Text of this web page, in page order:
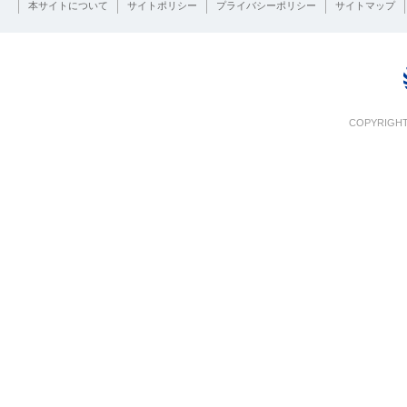
本サイトについて サイトポリシー プライバシーポリシー サイトマップ